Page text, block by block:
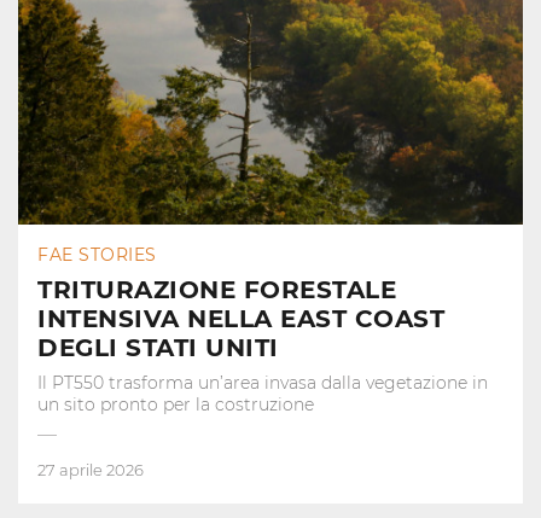
FAE STORIES
TRITURAZIONE FORESTALE
INTENSIVA NELLA EAST COAST
DEGLI STATI UNITI
Il PT550 trasforma un’area invasa dalla vegetazione in
un sito pronto per la costruzione
27 aprile 2026